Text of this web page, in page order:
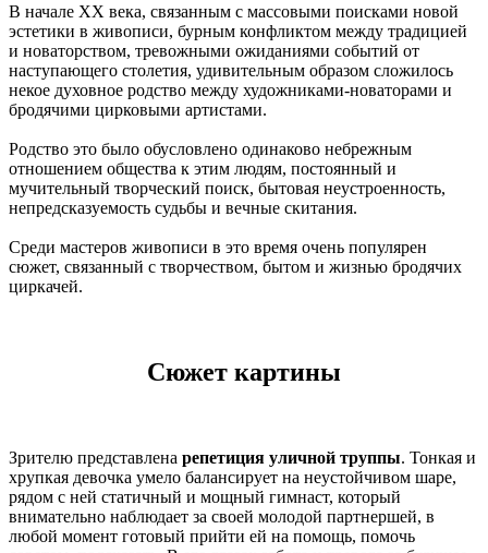
В начале XX века, связанным с массовыми поисками новой
эстетики в живописи, бурным конфликтом между традицией
и новаторством, тревожными ожиданиями событий от
наступающего столетия, удивительным образом сложилось
некое духовное родство между художниками-новаторами и
бродячими цирковыми артистами.
Родство это было обусловлено одинаково небрежным
отношением общества к этим людям, постоянный и
мучительный творческий поиск, бытовая неустроенность,
непредсказуемость судьбы и вечные скитания.
Среди мастеров живописи в это время очень популярен
сюжет, связанный с творчеством, бытом и жизнью бродячих
циркачей.
Сюжет картины
Зрителю представлена репетиция уличной труппы. Тонкая и
хрупкая девочка умело балансирует на неустойчивом шаре,
рядом с ней статичный и мощный гимнаст, который
внимательно наблюдает за своей молодой партнершей, в
любой момент готовый прийти ей на помощь, помочь